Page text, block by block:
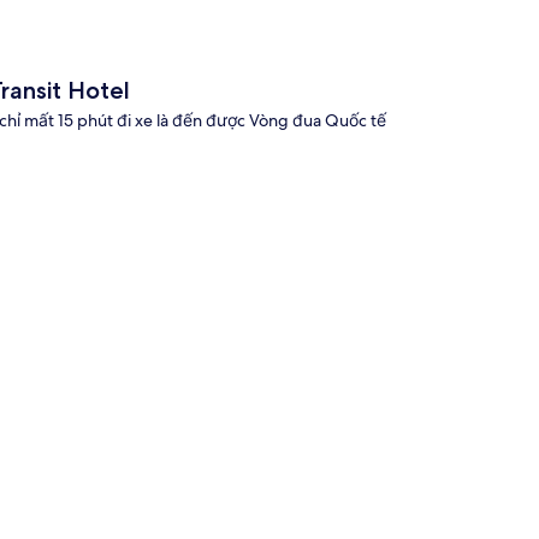
Hotel
mất 15 phút đi xe là đến được Vòng đua Quốc tế